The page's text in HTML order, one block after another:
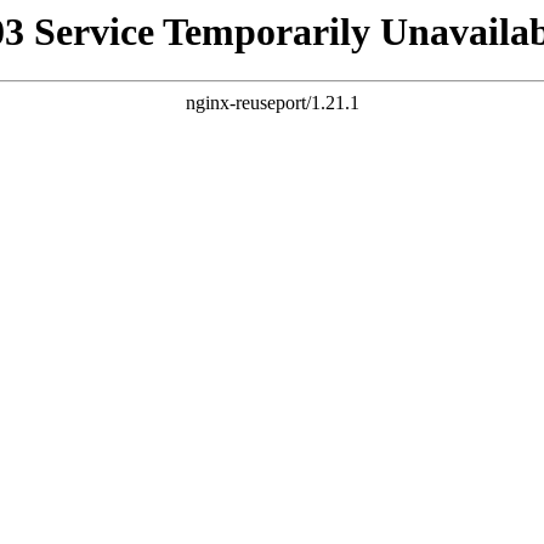
Service Temporarily
nginx-reuseport/1.21.1